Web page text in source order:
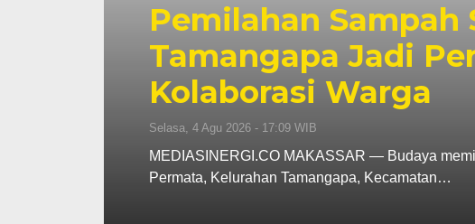
Pemilahan Sampah
Tamangapa Jadi
Kolaborasi Warga
Selasa, 4 Agu 2026 - 17:09 WIB
MEDIASINERGI.CO MAKASSAR — Budaya
Permata, Kelurahan Tamangapa, Kecamatan…